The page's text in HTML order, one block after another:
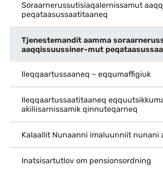
Soraarnerussutisiaqalernissamut
peqataasussaatitaaneq
Tjenestemandit aamma
aaqqissuussiner-mut
Ileqqaartussaaneq – eqqumaffigiuk
Ileqqaartussaatitaaneq
akiliisarnissamik qinnuteqarneq
Kalaallit Nunaanni imaluunniit nunani
Inatsisartutlov om pensionsordning